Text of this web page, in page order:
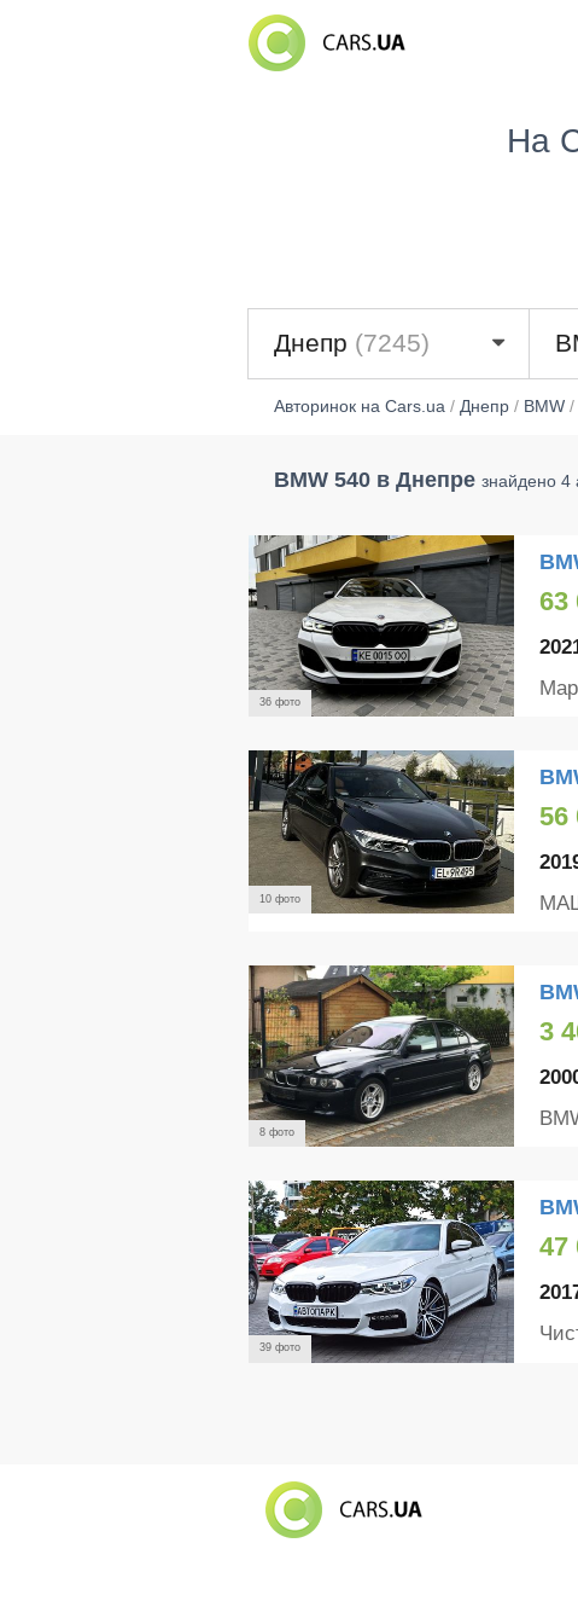
На
Днепр (7245)
Авторинок на Cars.ua/ Днепр/ BMW/
BMW 540 в Днепре знайдено 4
36 фото
63
10 фото
56
8 фото
3
39 фото
47